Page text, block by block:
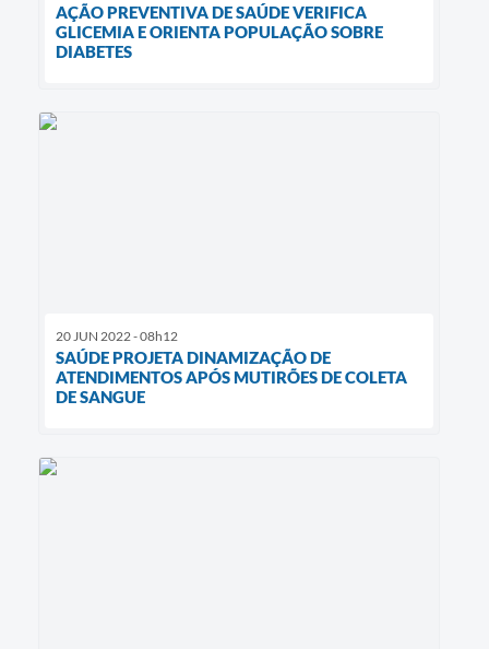
AÇÃO PREVENTIVA DE SAÚDE VERIFICA
GLICEMIA E ORIENTA POPULAÇÃO SOBRE
DIABETES
20 JUN 2022 - 08h12
SAÚDE PROJETA DINAMIZAÇÃO DE
ATENDIMENTOS APÓS MUTIRÕES DE COLETA
DE SANGUE